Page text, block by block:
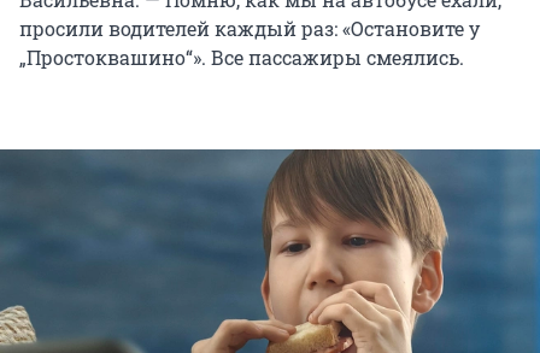
просили водителей каждый раз: «Остановите у
„Простоквашино“». Все пассажиры смеялись.